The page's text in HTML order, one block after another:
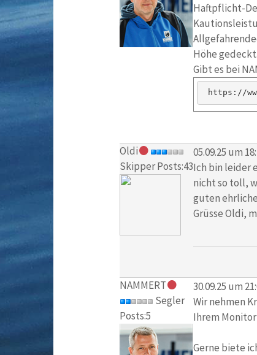
Haftpflicht-
Höhe gedeckt.
Gibt es bei
https://
Oldi
Skipper Posts:43
05.09.25 um
Ich bin leider
nicht so toll,
guten
Grüsse Oldi,
NAMMERT
Segler
Posts:5
30.09.25 um
Wir nehmen
Ihrem
Gerne biete